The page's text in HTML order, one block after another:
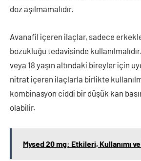
doz aşılmamalıdır.
Avanafil içeren ilaçlar, sadece
bozukluğu tedavisinde
veya 18 yaşın altındaki bireyler için
nitrat içeren ilaçlarla birlikte
kombinasyon ciddi bir düşük kan
olabilir.
Mysed 20 mg: Etkileri, Kullanımı